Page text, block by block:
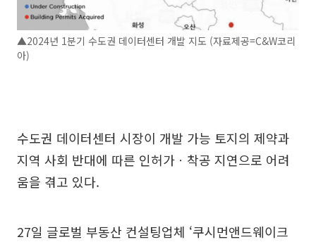
▲2024년 1분기 수도권 데이터센터 개발 지도 (자료제공=C&W코리
아)
수도권 데이터센터 시장이 개발 가능 토지의 제약과
지역 사회 반대에 따른 인허가ㆍ착공 지연으로 어려
움을 겪고 있다.
27일 글로벌 부동산 컨설팅업체 ‘쿠시먼앤드웨이크